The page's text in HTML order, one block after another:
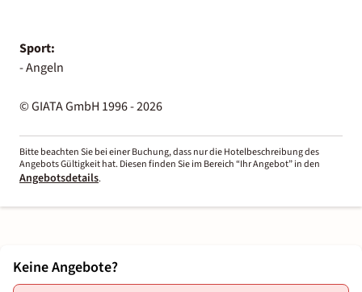
Sport:
- Angeln
© GIATA GmbH 1996 - 2026
Bitte beachten Sie bei einer Buchung, dass nur die Hotelbeschreibung des
Angebots Gültigkeit hat. Diesen finden Sie im Bereich “Ihr Angebot” in den
Angebotsdetails.
Keine Angebote?